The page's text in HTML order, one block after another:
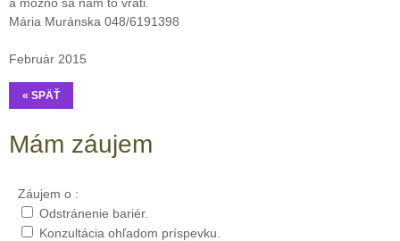
Mária Muránska 048/6191398
Február 2015
« SPÄŤ
Mám záujem
Záujem o :
Odstránenie bariér.
Konzultácia ohľadom príspevku.